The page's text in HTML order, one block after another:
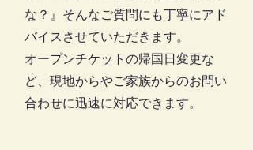
な？』そんなご質問にも丁寧にアド
バイスさせていただきます。
オープンチケットの帰国日変更な
ど、現地からやご家族からのお問い
合わせに迅速に対応できます。